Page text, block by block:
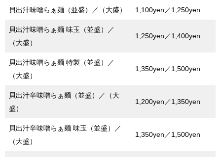
貝出汁味噌らぁ麺（並盛）／（大盛） 1,100yen／1,250yen
貝出汁味噌らぁ麺 味玉（並盛）／
（大盛）
1,250yen／1,400yen
貝出汁味噌らぁ麺 特製（並盛）／
（大盛）
1,350yen／1,500yen
貝出汁辛味噌らぁ麺（並盛）／（大
盛）
1,200yen／1,350yen
貝出汁辛味噌らぁ麺 味玉（並盛）／
（大盛）
1,350yen／1,500yen